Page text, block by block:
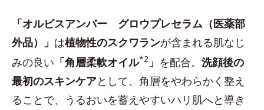
「オルビスアンバー グロウプレセラム（医薬部
外品）」 は植物性のスクワランが含まれる肌なじ
みの良い 「角層柔軟オイル*2 」 を配合。 洗顔後の
最初のスキンケアとして、角層をやわらかく整え
ることで、うるおいを蓄えやすいハリ肌へと導き